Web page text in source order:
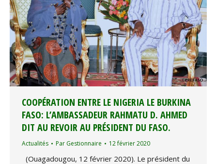
COOPÉRATION ENTRE LE NIGERIA LE BURKINA
FASO: L’AMBASSADEUR RAHMATU D. AHMED
DIT AU REVOIR AU PRÉSIDENT DU FASO.
Actualités Par Gestionnaire 12 février 2020
(Ouagadougou, 12 février 2020). Le président du